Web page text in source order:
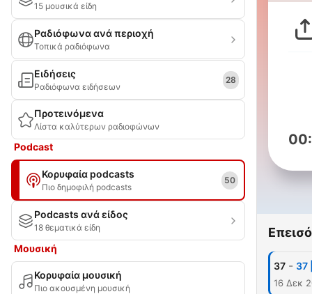
15 μουσικά είδη
Ραδιόφωνα ανά περιοχή
Τοπικά ραδιόφωνα
Ειδήσεις
Ραδιόφωνα ειδήσεων
28
Προτεινόμενα
Λίστα καλύτερων ραδιοφώνων
Podcast
Κορυφαία podcasts
Πιο δημοφιλή podcasts
50
Podcasts ανά είδος
18 θεματικά είδη
Μουσική
Κορυφαία μουσική
Πιο ακουσμένη μουσική
37 - 37
16 Δεκ